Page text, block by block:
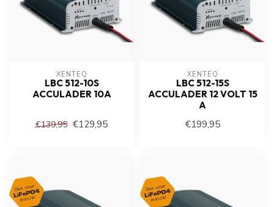
XENTEQ
LBC 512-10S
ACCULADER 10A
€139,95 €129,95
XENTEQ
LBC 512-15S
ACCULADER 12 VOLT 15
A
€199,95